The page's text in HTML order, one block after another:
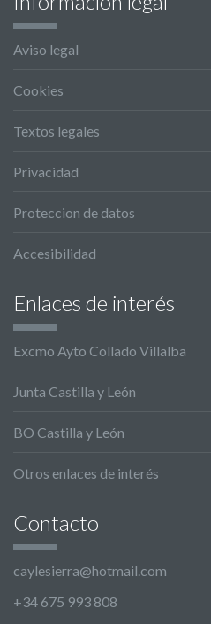
Aviso legal
Cookies
Textos legales
Privacidad
Proteccion de datos
Accesibilidad
Enlaces de interés
Excmo Ayto Collado Villalba
Junta Castilla y León
BO Castilla y León
Otros enlaces de interés
Contacto
caylesierra@hotmail.com
+34 675 993 808